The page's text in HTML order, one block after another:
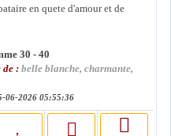
en quete d'amour et de
30 - 40
de : belle blanche, charmante,
06-2026 05:55:36